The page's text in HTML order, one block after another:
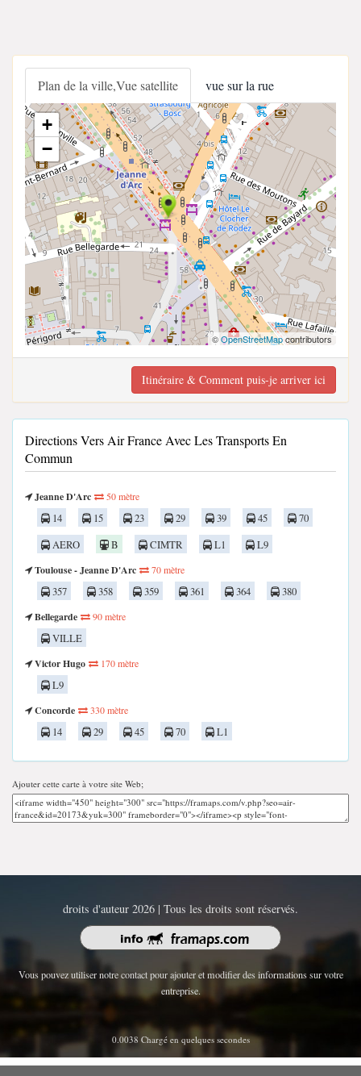
Plan de la ville,Vue satellite vue sur la rue
+
−
©OpenStreetMapcontributors
Itinéraire & Comment puis-je arriver ici
Directions Vers Air France Avec Les Transports En
Commun
Jeanne D'Arc 50 mètre
14 15 23 29 39 45
70
AERO
B CIMTR L1
L9
Toulouse - Jeanne D'Arc
70 mètre
357 358 359 361 364
380
Bellegarde
90 mètre
VILLE
Victor Hugo
170 mètre
L9
Concorde
330 mètre
14 29 45 70 L1
Ajouter cette carte à votre site Web;
droits d'auteur 2026 | Tous les droits sont réservés.
Vous pouvez utiliser notre contact pour ajouter et modifier des informations sur votre
entreprise.
0.0038 Chargé en quelques secondes